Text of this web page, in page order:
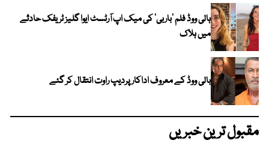
ہالی ووڈ فلم ’باربی‘ کی میک اپ آرٹسٹ ایوا گلیز ٹریفک حادثے
میں ہلاک
بالی ووڈ کے معروف اداکار پردیپ راوت انتقال کر گئے
مقبول ترین خبریں